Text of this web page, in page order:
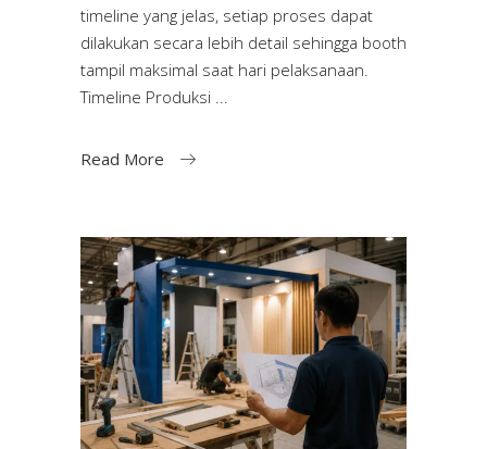
timeline yang jelas, setiap proses dapat
dilakukan secara lebih detail sehingga booth
tampil maksimal saat hari pelaksanaan.
Timeline Produksi
Read More